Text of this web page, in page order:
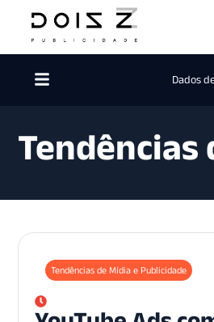
Dados
Tendências
Tendências de Mídia e Publicidade